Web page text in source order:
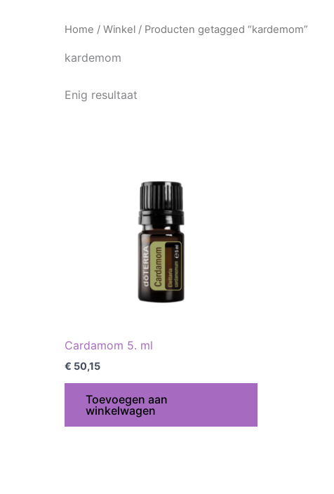
Home / Winkel / Producten getagged “kardemom”
kardemom
Enig resultaat
Cardamom 5. ml
€ 50,15
Toevoegen aan
winkelwagen